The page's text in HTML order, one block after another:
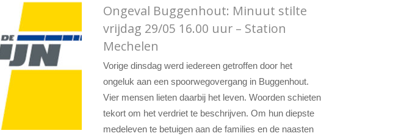
Ongeval Buggenhout: Minuut stilte
vrijdag 29/05 16.00 uur – Station
Mechelen
Vorige dinsdag werd iedereen getroffen door het
ongeluk aan een spoorwegovergang in Buggenhout.
Vier mensen lieten daarbij het leven. Woorden schieten
tekort om het verdriet te beschrijven. Om hun diepste
medeleven te betuigen aan de families en de naasten